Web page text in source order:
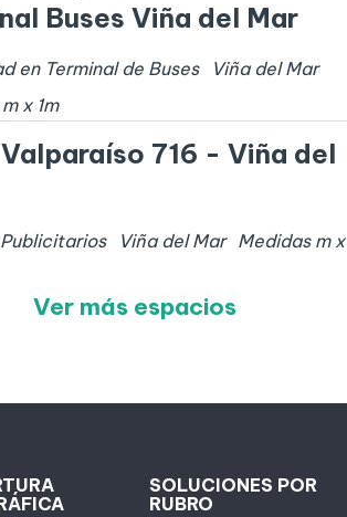
Buses Viña del Mar
en Terminal de Buses
Viña del Mar
m x 1m
716 - Viña del
Viña del Mar Medidas m x
Ver más espacios
SOLUCIONES POR
RUBRO